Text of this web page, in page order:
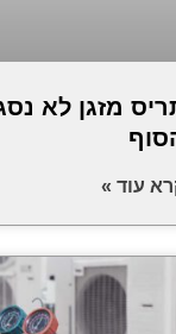
מזגן לא
עוד »